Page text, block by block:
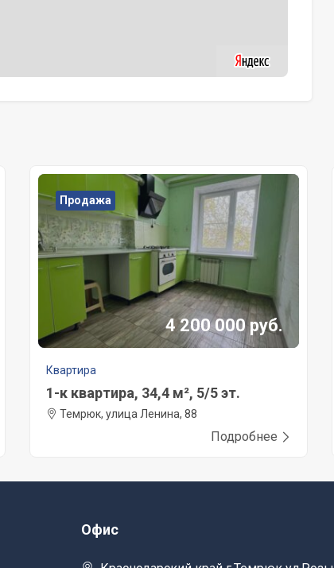
Продажа
4 200 000 руб.
Квартира
1-к квартира, 34,4 м², 5/5 эт.
Темрюк, улица Ленина, 88
Подробнее
Офис